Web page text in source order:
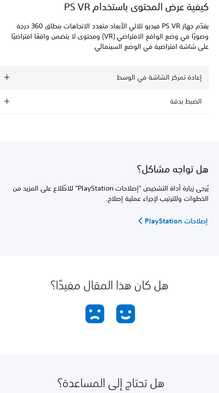
كيفية عرض المحتوى باستخدام PS VR
يقدّم جهاز PS VR فيديو ثلاثي الأبعاد متعدد الاتجاهات بنطاق 360 درجة
وصورًا في وضع الواقع الافتراضي (VR) ومحتوى لا يتضمن واقعًا افتراضيًا
على شاشة افتراضية في الوضع السينمائي.
إعادة تمركز الشاشة في الوسط
الضبط بدقة
هل تواجه مشاكل؟
يُرجى زيارة أداة التشخيص "إصلاحات PlayStation" للاطّلاع على المزيد من
الخطوات وللترتيب لإجراء عملية إصلاح.
إصلاحات PlayStation
هل كان هذا المقال مفيدًا؟
هل تحتاج إلى المساعدة؟